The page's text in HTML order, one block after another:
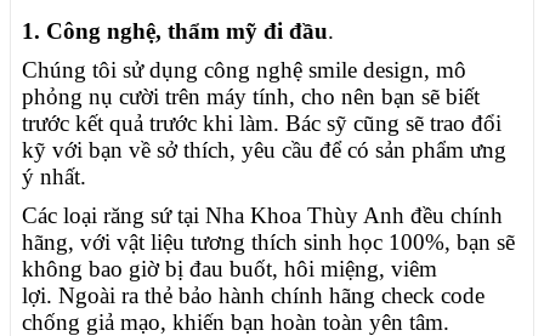
1. Công nghệ, thẩm mỹ đi đầu.
Chúng tôi sử dụng công nghệ smile design, mô
phỏng nụ cười trên máy tính, cho nên bạn sẽ biết
trước kết quả trước khi làm. Bác sỹ cũng sẽ trao đổi
kỹ với bạn về sở thích, yêu cầu để có sản phẩm ưng
ý nhất.
Các loại răng sứ tại Nha Khoa Thùy Anh đều chính
hãng, với vật liệu tương thích sinh học 100%, bạn sẽ
không bao giờ bị đau buốt, hôi miệng, viêm
lợi. Ngoài ra thẻ bảo hành chính hãng check code
chống giả mạo, khiến bạn hoàn toàn yên tâm.